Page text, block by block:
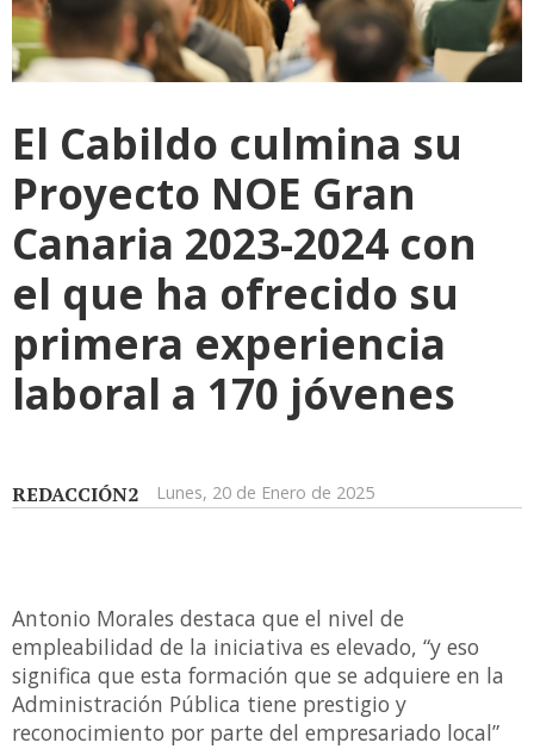
El Cabildo culmina su
Proyecto NOE Gran
Canaria 2023-2024 con
el que ha ofrecido su
primera experiencia
laboral a 170 jóvenes
REDACCIÓN2 Lunes, 20 de Enero de 2025
Antonio Morales destaca que el nivel de
empleabilidad de la iniciativa es elevado, “y eso
significa que esta formación que se adquiere en la
Administración Pública tiene prestigio y
reconocimiento por parte del empresariado local”